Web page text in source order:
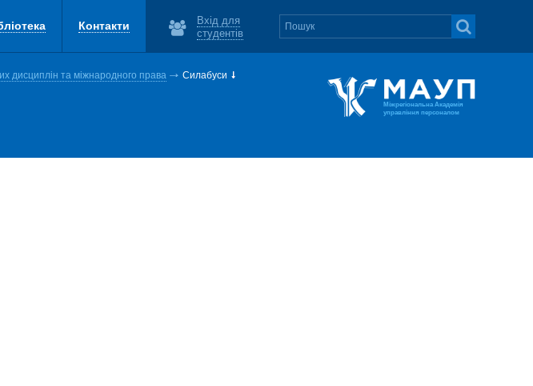
Контакти
Вхід для
студентів
Міжрегіональна Академія
управління персоналом
дисциплін та міжнародного права Силабуси